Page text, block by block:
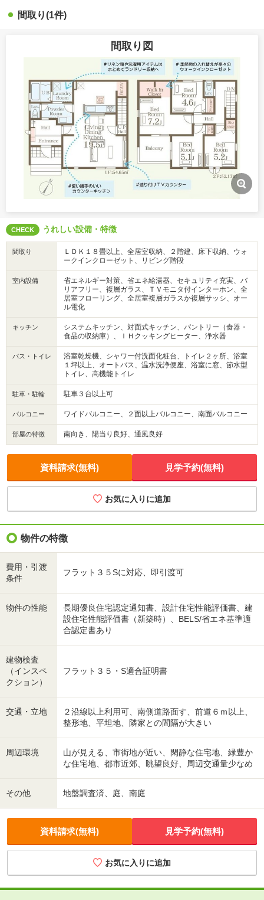
間取り(1件)
間取り図
CHECK うれしい設備・特徴
間取り
ＬＤＫ１８畳以上、全居室収納、２階建、床下収納、ウォ
ークインクローゼット、リビング階段
室内設備
省エネルギー対策、省エネ給湯器、セキュリティ充実、バ
リアフリー、複層ガラス、ＴＶモニタ付インターホン、全
居室フローリング、全居室複層ガラスか複層サッシ、オー
ル電化
キッチン
システムキッチン、対面式キッチン、パントリー（食器・
食品の収納庫）、ＩＨクッキングヒーター、浄水器
バス・トイレ
浴室乾燥機、シャワー付洗面化粧台、トイレ２ヶ所、浴室
１坪以上、オートバス、温水洗浄便座、浴室に窓、節水型
トイレ、高機能トイレ
駐車・駐輪 駐車３台以上可
バルコニー ワイドバルコニー、２面以上バルコニー、南面バルコニー
部屋の特徴 南向き、陽当り良好、通風良好
資料請求(無料) 見学予約(無料)
お気に入りに追加
物件の特徴
費用・引渡
条件
フラット３５Sに対応、即引渡可
物件の性能
長期優良住宅認定通知書、設計住宅性能評価書、建
設住宅性能評価書（新築時）、BELS/省エネ基準適
合認定書あり
建物検査
（インスペ
クション）
フラット３５・S適合証明書
交通・立地
２沿線以上利用可、南側道路面す、前道６ｍ以上、
整形地、平坦地、隣家との間隔が大きい
周辺環境
山が見える、市街地が近い、閑静な住宅地、緑豊か
な住宅地、都市近郊、眺望良好、周辺交通量少なめ
その他 地盤調査済、庭、南庭
資料請求(無料) 見学予約(無料)
お気に入りに追加